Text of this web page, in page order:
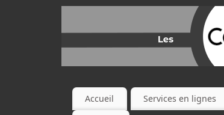
Accueil Services en lignes